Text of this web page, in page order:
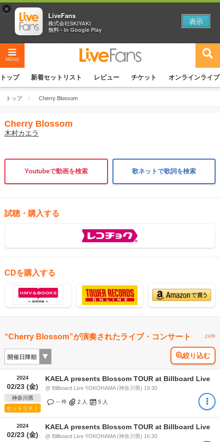
MENU
トップ 新着セットリスト レビュー チケット オンラインライブ
トップ Cherry Blossom
Cherry Blossom
木村カエラ
Youtubeで動画を検索 歌ネットで歌詞を検索
試聴・購入する
CDを購入する
“Cherry Blossom”が演奏されたライブ・コンサート 24件
絞り込む
2024
02/23 (金)
神奈川県
セットリスト
KAELA presents Blossom TOUR at Billboard Live
@ Billboard Live YOKOHAMA (神奈川県) 19:30
-- 件 2 人 5 人
2024
02/23 (金)
KAELA presents Blossom TOUR at Billboard Live
@ Billboard Live YOKOHAMA (神奈川県) 16:30
×
LiveFans
株式会社SKIYAKI
無料 - In Google Play
表示